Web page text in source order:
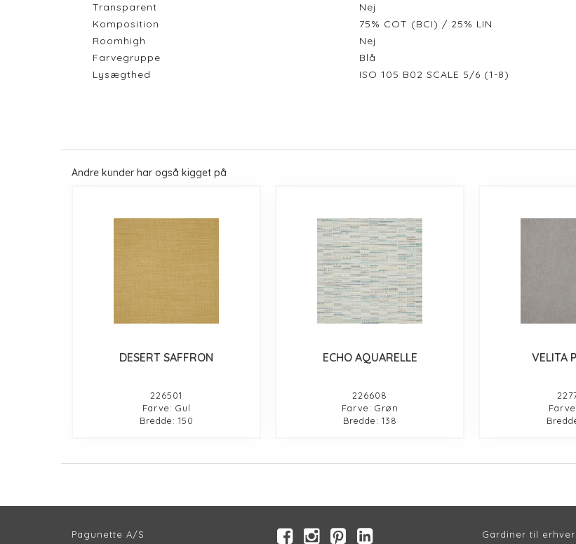
Transparent
Nej
Komposition
75% COT (BCI) / 25% LIN
Roomhigh
Nej
Farvegruppe
Blå
Lysægthed
ISO 105 B02 SCALE 5/6 (1-8)
Andre kunder har også kigget på
DESERT SAFFRON
226501
Farve: Gul
Bredde: 150
ECHO AQUARELLE
226608
Farve: Grøn
Bredde: 138
VELITA
Pagunette A/S Gardiner til